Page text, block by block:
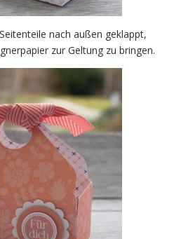
nach außen geklappt,
zur Geltung zu bringen.